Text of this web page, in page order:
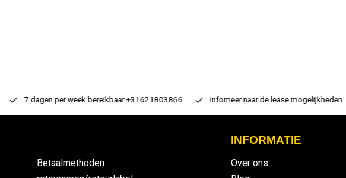
7 dagen per week bereikbaar +31621803866 infomeer naar de lease mogelijkheden
Betaalmethoden
INFORMATIE
Over ons